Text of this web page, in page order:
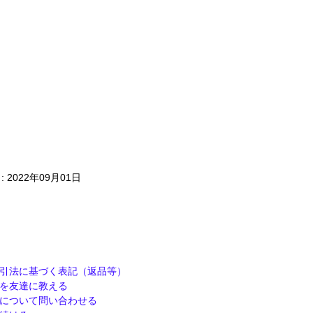
: 2022年09月01日
法に基づく表記（返品等）
友達に教える
ついて問い合わせる